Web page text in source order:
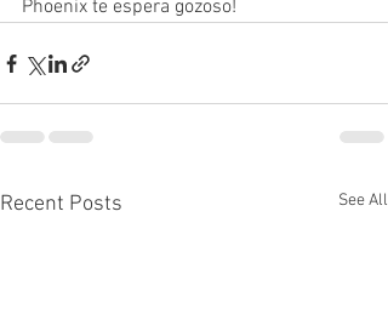
Phoenix te espera gozoso!
Recent Posts See All